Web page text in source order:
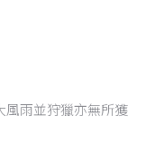
風雨並狩獵亦無所獲